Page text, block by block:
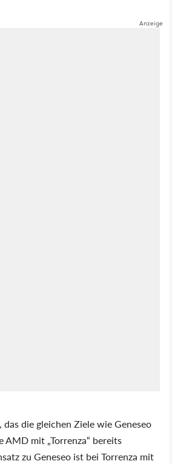
das die gleichen Ziele wie Geneseo
mit „Torrenza“ bereits
zu Geneseo ist bei Torrenza mit